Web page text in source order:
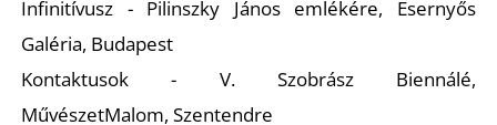
Infinitívusz - Pilinszky János emlékére, Esernyős
Galéria, Budapest
Kontaktusok - V. Szobrász Biennálé,
MűvészetMalom, Szentendre